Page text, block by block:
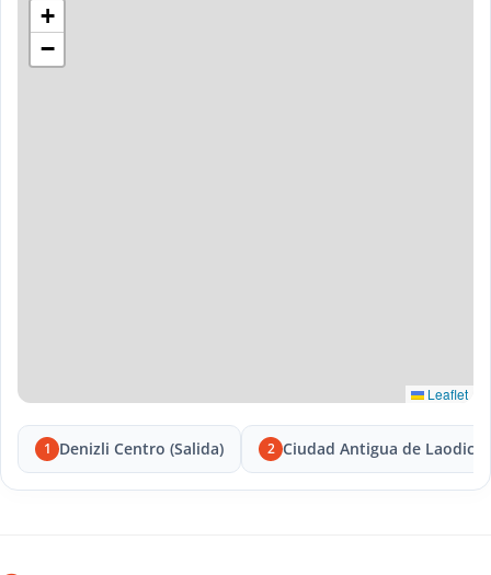
+
−
Leaflet
1 Denizli Centro (Salida) 2 Ciudad Antigua de Laodicea